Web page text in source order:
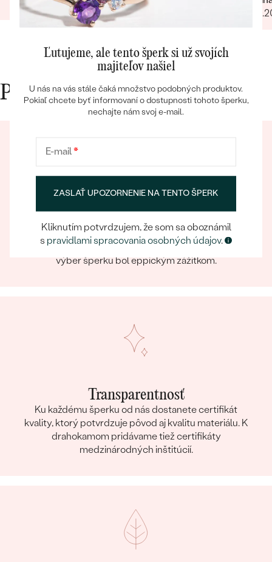
Bestsellery
23.02.2024 Zobraziť celú recenziu
Prečo nakupovať v Eppi
Pri nakupovaní online aj osobne sa môžete spoľahnúť
na náš tím, ktorý sa postará o to, aby už samotný
výber šperku bol eppickým zážitkom.
Transparentnosť
Ku každému šperku od nás dostanete certifikát
kvality, ktorý potvrdzuje pôvod aj kvalitu materiálu. K
drahokamom pridávame tiež certifikáty
medzinárodných inštitúcií.
Ľutujeme, ale tento šperk si už svojích
majiteľov našiel
U nás na vás stále čaká množstvo podobných produktov.
Pokiaľ chcete byť informovaní o dostupnosti tohoto šperku,
nechajte nám svoj e-mail.
E-mail*
ZASLAŤ UPOZORNENIE NA TENTO ŠPERK
Kliknutím potvrdzujem, že som sa oboznámil
s pravidlami spracovania osobných údajov.